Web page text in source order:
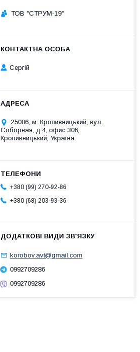
ТОВ "СТРУМ-19"
Сергій
25006, м. Кропивницький, вул.
Соборная, д.4, офис 306,
Кропивницький, Україна
+380 (99) 270-92-86
+380 (68) 203-93-36
korobov.avt@gmail.com
0992709286
0992709286